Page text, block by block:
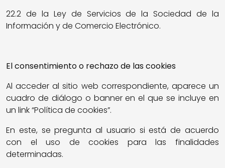
22.2 de la Ley de Servicios de la Sociedad de la
Información y de Comercio Electrónico.
El consentimiento o rechazo de las cookies
Al acceder al sitio web correspondiente, aparece un
cuadro de diálogo o banner en el que se incluye en
un link “Política de cookies”.
En este, se pregunta al usuario si está de acuerdo
con el uso de cookies para las finalidades
determinadas.